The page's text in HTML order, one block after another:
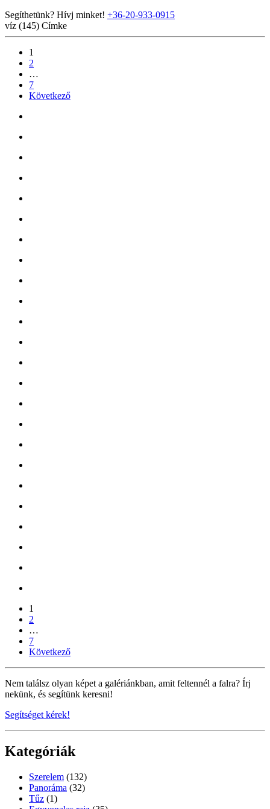
Segíthetünk? Hívj minket! +36-20-933-0915
víz (145) Címke
1
2
…
7
Következő
1
2
…
7
Következő
Nem találsz olyan képet a galériánkban, amit feltennél a falra? Írj
nekünk, és segítünk keresni!
Segítséget kérek!
Kategóriák
Szerelem (132)
Panoráma (32)
Tűz (1)